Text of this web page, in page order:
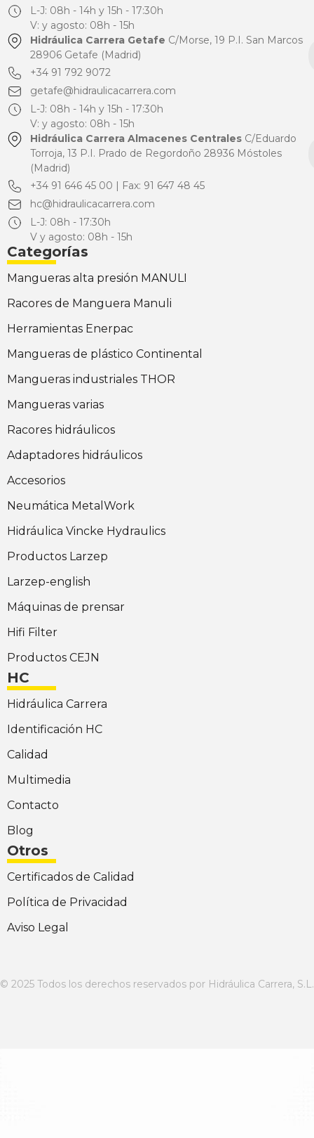
L-J: 08h - 14h y 15h - 17:30h
V: y agosto: 08h - 15h
Hidráulica Carrera Getafe C/Morse, 19 P.I. San Marcos
28906 Getafe (Madrid)
+34 91 792 9072
getafe@hidraulicacarrera.com
L-J: 08h - 14h y 15h - 17:30h
V: y agosto: 08h - 15h
Hidráulica Carrera Almacenes CentralesC/Eduardo
Torroja, 13 P.I. Prado de Regordoño 28936 Móstoles
(Madrid)
+34 91 646 45 00 | Fax: 91 647 48 45
hc@hidraulicacarrera.com
L-J: 08h - 17:30h
V y agosto: 08h - 15h
Categorías
Mangueras alta presión MANULI
Racores de Manguera Manuli
Herramientas Enerpac
Mangueras de plástico Continental
Mangueras industriales THOR
Mangueras varias
Racores hidráulicos
Adaptadores hidráulicos
Accesorios
Neumática MetalWork
Hidráulica Vincke Hydraulics
Productos Larzep
Larzep-english
Máquinas de prensar
Hifi Filter
Productos CEJN
HC
Hidráulica Carrera
Identificación HC
Calidad
Multimedia
Contacto
Blog
Otros
Certificados de Calidad
Política de Privacidad
Aviso Legal
© 2025 Todos los derechos reservados por Hidráulica Carrera, S.L.